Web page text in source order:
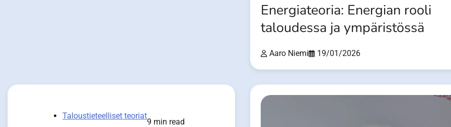
Energiateoria: Energian rooli
taloudessa ja ympäristössä
Aaro Niemi 19/01/2026
Taloustieteelliset teoriat
9 min read